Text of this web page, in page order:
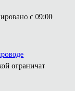
с 09:00
ограничат